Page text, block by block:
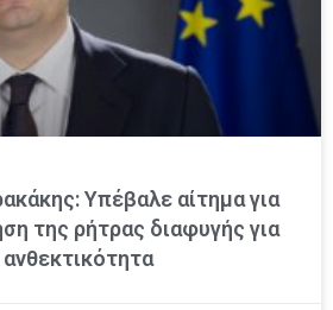
Υπέβαλε αίτημα για
της ρήτρας διαφυγής για